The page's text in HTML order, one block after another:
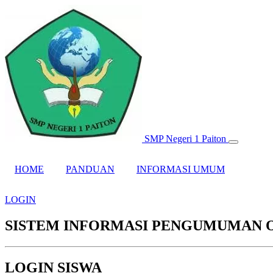
SMP Negeri 1 Paiton
HOME PANDUAN INFORMASI UMUM
LOGIN
SISTEM INFORMASI PENGUMUMAN
LOGIN SISWA